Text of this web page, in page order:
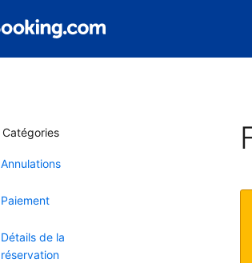
Catégories
Annulations
Paiement
Détails de la
réservation